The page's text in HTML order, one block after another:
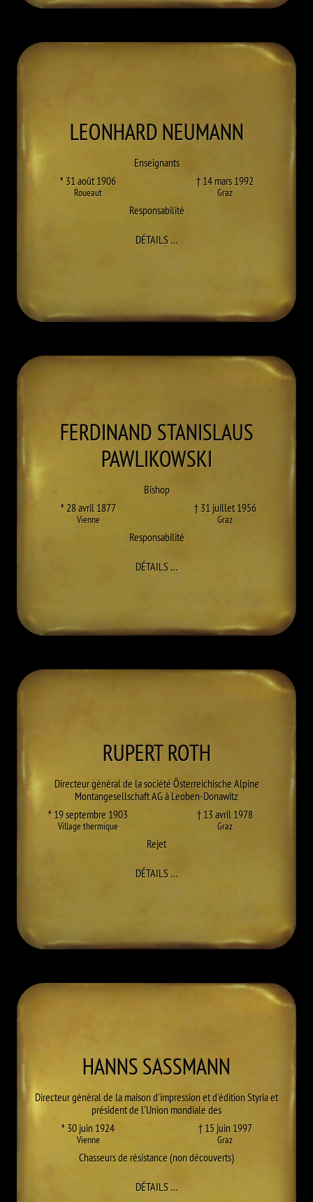
LEONHARDNEUMANN
Enseignants
* 31 août 1906
Roueaut
† 14 mars 1992
Graz
Responsabilité
DÉTAILS…À LEONHARD NEUMANN
FERDINAND STANISLAUS
PAWLIKOWSKI
Bishop
* 28 avril 1877
Vienne
† 31 juillet 1956
Graz
Responsabilité
DÉTAILS…À FERDINAND STANISLAUS
RUPERTROTH
Directeur général de la société Österreichische Alpine
Montangesellschaft AG à Leoben-Donawitz
* 19 septembre 1903
Village thermique
† 13 avril 1978
Graz
Rejet
DÉTAILS…À RUPERT ROTH
HANNSSASSMANN
Directeur général de la maison d'impression et d'édition Styria et
président de l'Union mondiale des
* 30 juin 1924
Vienne
† 15 juin 1997
Graz
Chasseurs de résistance (non découverts)
DÉTAILS…À HANNS SASSMANN